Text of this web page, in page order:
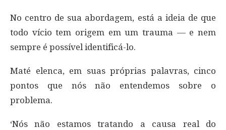
No centro de sua abordagem, está a ideia de que
todo vício tem origem em um trauma — e nem
sempre é possível identificá-lo.
Maté elenca, em suas próprias palavras, cinco
pontos que nós não entendemos sobre o
problema.
‘Nós não estamos tratando a causa real do